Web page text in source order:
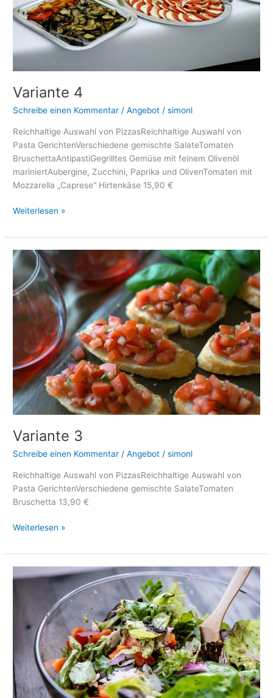
Variante 4
Schreibe einen Kommentar /Angebot /simonl
Reichhaltige Auswahl von PizzasReichhaltige Auswahl von
Pasta GerichtenVerschiedene gemischte SalateTomaten
BruschettaAntipastiGegrilltes Gemüse mit feinem Olivenöl
mariniertAubergine, Zucchini, Paprika und OlivenTomaten mit
Mozzarella „Caprese“ Hirtenkäse 15,90 €
Weiterlesen »
Variante 3
Schreibe einen Kommentar /Angebot /simonl
Reichhaltige Auswahl von PizzasReichhaltige Auswahl von
Pasta GerichtenVerschiedene gemischte SalateTomaten
Bruschetta 13,90 €
Variante
3
Weiterlesen »
Variante